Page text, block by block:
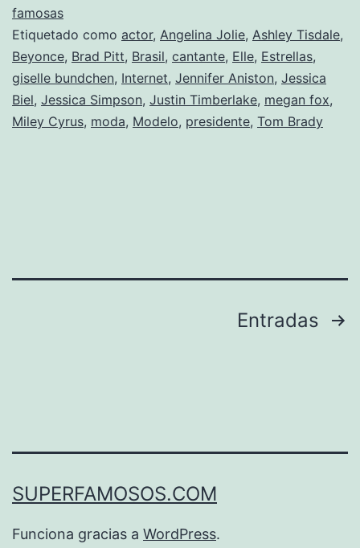
famosas
Etiquetado como actor, Angelina Jolie, Ashley Tisdale,
Beyonce, Brad Pitt, Brasil, cantante, Elle, Estrellas,
giselle bundchen, Internet, Jennifer Aniston, Jessica
Biel, Jessica Simpson, Justin Timberlake, megan fox,
Miley Cyrus, moda, Modelo, presidente, Tom Brady
Entradas
SUPERFAMOSOS.COM
Funciona gracias a WordPress.